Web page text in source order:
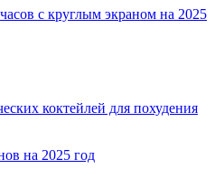
с круглым экраном на 2025
коктейлей для похудения
на 2025 год